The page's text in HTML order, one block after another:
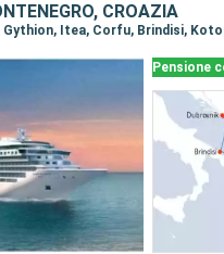
CROAZIA
Gythion, Itea, Corfu, Brindisi,
Pensione